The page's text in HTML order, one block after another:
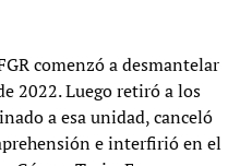
comenzó a desmantelar
2022. Luego retiró a los
a esa unidad, canceló
e interfirió en el